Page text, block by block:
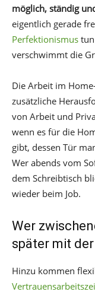
möglich, ständig
eigentlich gerade
Perfektionismus
verschwimmt die
Die Arbeit im
zusätzliche
von Arbeit und
wenn es für die
gibt, dessen Tür
Wer abends vom
dem Schreibtisch
wieder beim Job.
Wer
später mit
Hinzu kommen